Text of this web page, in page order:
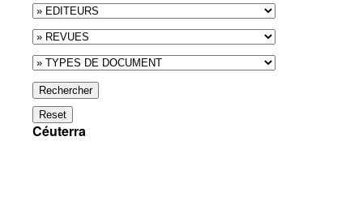
Rechercher
Reset
Céuterra